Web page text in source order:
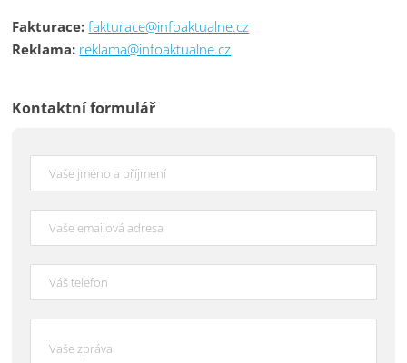
Fakturace: fakturace@infoaktualne.cz
Reklama: reklama@infoaktualne.cz
Kontaktní formulář